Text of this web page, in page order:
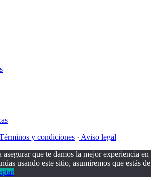
Términos y condiciones · Aviso legal
asegurar que te damos la mejor experiencia en
usando este sitio, asumiremos que estás de